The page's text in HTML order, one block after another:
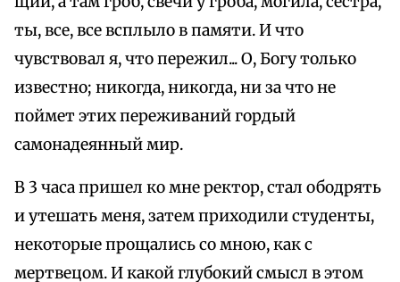
ты, все, все всплыло в памяти. И что
чувствовал я, что пережил... О, Богу только
известно; никогда, никогда, ни за что не
поймет этих переживаний гордый
самонадеянный мир.
В 3 часа пришел ко мне ректор, стал ободрять
и утешать меня, затем приходили студенты,
некоторые прощались со мною, как с
мертвецом. И какой глубокий смысл в этом